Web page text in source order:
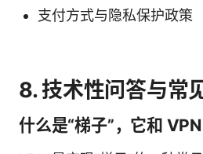
支付方式与隐私保护政策
8. 技术性问答与常
什么是“梯子”，它和